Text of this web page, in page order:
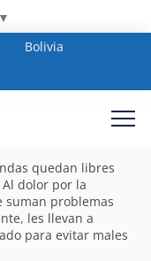
▼
Bolivia
quedan libres
dolor por la
suman problemas
les llevan a
para evitar males